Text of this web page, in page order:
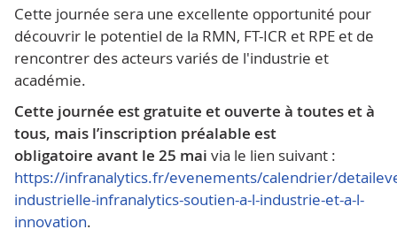
Cette journée sera une excellente opportunité pour
découvrir le potentiel de la RMN, FT-ICR et RPE et de
rencontrer des acteurs variés de l'industrie et
académie.
Cette journée est gratuite etouverte à toutes et à
tous, mais l’inscription préalable est
obligatoire avant le 25 maivia le lien suivant :
https://infranalytics.fr/evenements/calendrier/
industrielle-infranalytics-soutien-a-l-industrie-et-a-l-
innovation.